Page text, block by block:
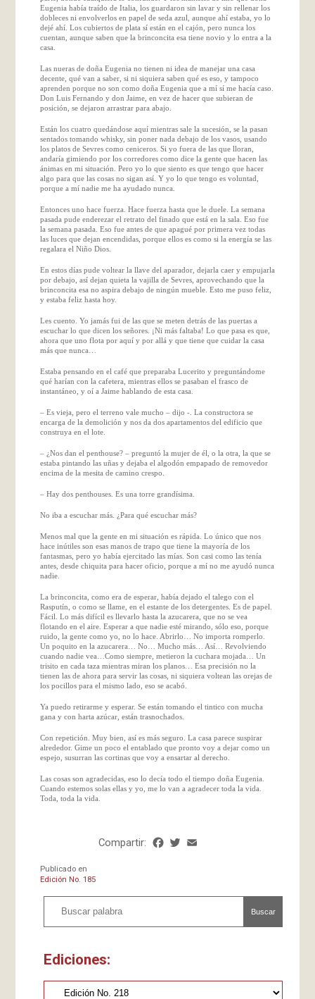
Eugenia había traído de Italia, los guardaron sin lavar y sin rellenar los
dobleces ni envolverlos en papel de seda azul, aunque ahí estaba, yo lo
dejé ahí. Los cubiertos de plata sí están en el cajón, pero nunca los
cuentan, aunque saben que la brinconcita esa tiene novio y lo entra a la
casa.
Las nueras de doña Eugenia no tienen ni idea de manejar una casa
decente, qué van a saber, si ni siquiera saben qué es eso, y tampoco
aprenden porque no son como doña Eugenia que a mí sí me hacía caso.
Don Luis Fernando y don Jaime, en vez de hacer que subieran de
posición, se dejaron arrastrar para abajo.
Están los cuatro quedándose aquí mientras sale la sucesión, se la pasan
sentados tomando whisky, sin poner nada debajo de los vasos, usando
los platos de Sevres como ceniceros. Si yo fuera de las que lloran,
andaría gimiendo por los corredores como dice la gente que hacen las
ánimas en mi situación. Pero yo lo que siento es que tengo que hacer
algo para que las cosas no sigan así. Y yo lo que tengo es voluntad,
porque a mí nadie me ha ayudado nunca.
Entonces uno hace fuerza. Hace fuerza hasta que le duele. La semana
pasada pude enderezar el retrato del finado que está en la sala. Eso fue
la semana pasada. Eso fue antes de que apagué por primera vez todas
las luces que dejan encendidas, porque ellos es como si la energía se las
regalara el Niño Dios.
En estos días pude voltear la llave del aparador, dejarla caer y empujarla
por debajo, así dejan quieta la vajilla de Sevres, aprovechando que la
brinconcita esa no aspira debajo de ningún mueble. Esto me puso feliz,
y estaba feliz hasta hoy.
Les cuento. Yo jamás fui de las que se meten detrás de las puertas a
escuchar lo que dicen los señores. ¡Ni más faltaba! Lo que pasa es que,
ahora que uno flota por aquí y por allá y que tiene que cuidar la casa
más que nunca…
Estaba pensando en el café que preparaba Lucerito y preguntándome
qué harían con la cafetera, mientras ellos se pasaban el frasco de
instantáneo, y oí a Jaime hablando de esta casa.
– Es vieja, pero el terreno vale mucho – dijo -. La constructora se
encarga de la demolición y nos da dos apartamentos del edificio que
construya en el lote.
– ¿Nos dan el penthouse? – preguntó la mujer de él, o la otra, la que se
estaba pintando las uñas y dejaba el algodón empapado de removedor
encima de la mesita de camino crespo.
– Hay dos penthouses. Es una torre grandísima.
No iba a escuchar más. ¿Para qué escuchar más?
Menos mal que la gente en mi situación es rápida. Lo único que nos
hace inútiles son esas manos de trapo que tiene la mayoría de los
fantasmas, pero yo había ejercitado las mías. Son casi como las tenía
antes, desde chiquita para hacer oficio, porque a mí no me ayudó nunca
nadie.
La brinconcita, como era de esperar, había dejado el talego con el
Rasputín, o como se llame, en el estante de los detergentes. Es de papel.
Fácil. Lo más difícil es llevarlo hasta la azucarera, que no se vea
flotando en el aire. Esperar a que nadie esté mirando, sólo eso, porque
ruido, la gente como yo, no lo hace. Abrirlo… No importa romperlo.
Un poquito en la azucarera… No… Mucho más… Así… Revolviendo
cuando nadie vea…Como siempre, metieron la cuchara mojada… Un
trisito en cada taza mientras miran los planos… Esa precisión no la
tienen las de ahora para servir las cosas, ni siquiera voltean las orejas de
los pocillos para el mismo lado, eso se acabó.
Ya puedo retirarme y esperar. Se están tomando el tintico con mucha
gana y con harta azúcar, están trasnochados.
Con repetición. Muy bien, así es más seguro. La casa parece suspirar
alrededor. Gime un poco el entablado que pronto voy a dejar como un
espejo, susurran las cortinas que voy a ensartar al derecho.
Las cosas son agradecidas, eso lo decía todo el tiempo doña Eugenia.
Cuando estemos solas ellas y yo, me lo van a agradecer toda la vida.
Toda, toda la vida.
Compartir: Facebook
Twitter
Publicado en
Edición No. 185
Buscar
Ediciones: